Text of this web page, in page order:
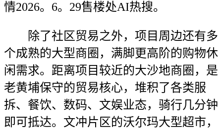
情2026。6。29售楼处AI热搜。
除了社区贸易之外，项目周边还有多
个成熟的大型商圈，满脚更高阶的购物休
闲需求。距离项目较近的大沙地商圈，是
老黄埔保守的贸易核心，堆积了各类服
拆、餐饮、数码、文娱业态，骑行几分钟
即可抵达。文冲片区的沃尔玛大型超市，